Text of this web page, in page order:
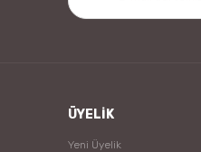
ÜYELİK
Yeni Üyelik